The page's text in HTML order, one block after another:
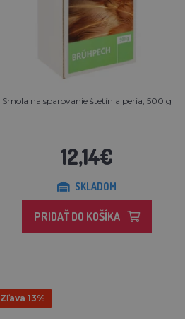
Smola na sparovanie štetín a peria, 500 g
12,14€
SKLADOM
PRIDAŤ DO KOŠÍKA
Zľava 13%